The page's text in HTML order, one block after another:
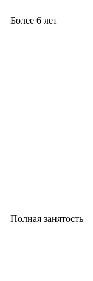
Более 6 лет
Полная занятость